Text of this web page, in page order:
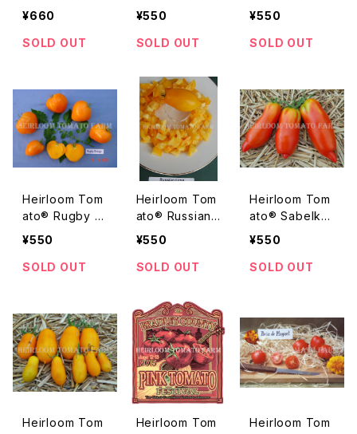
Roma エアルー
ジ・ローマ
¥660
SOLD OUT
Orange エアル
ーキスチン・オレ
¥550
SOLD OUT
アルーム・トマ
¥550
SOLD OUT
Heirloom Tom
ato® Rugby O
range エアルー
ビー・オレンジ
¥550
SOLD OUT
Heirloom Tom
ato® Russian
Lime エアルー
アン・ライム
¥550
SOLD OUT
Heirloom Tom
ato® Sabelka
エアルーム・トマ
¥550
SOLD OUT
Heirloom Tom
Heirloom Tom
Heirloom Tom